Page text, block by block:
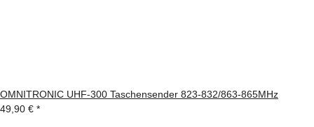
OMNITRONIC UHF-300 Taschensender 823-832/863-865MHz
49,90 € *